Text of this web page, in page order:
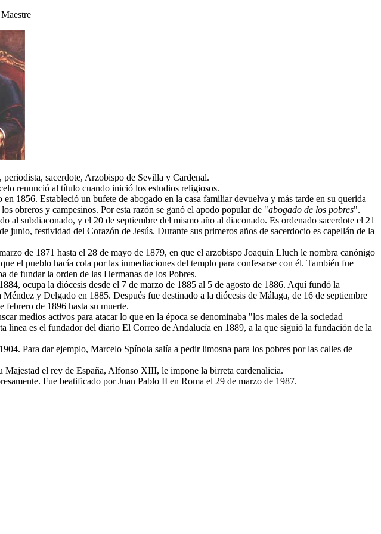
sacerdote, Arzobispo de Sevilla y Cardenal.
renunció al título cuando inició los estudios religiosos.
1856. Estableció un bufete de abogado en la casa familiar devuelva y más tarde en su querida
obreros y campesinos. Por esta razón se ganó el apodo popular de "abogado de los pobres".
al subdiaconado, y el 20 de septiembre del mismo año al diaconado. Es ordenado sacerdote el 21
festividad del Corazón de Jesús. Durante sus primeros años de sacerdocio es capellán de la
de 1871 hasta el 28 de mayo de 1879, en que el arzobispo Joaquín Lluch le nombra canónigo
el pueblo hacía cola por las inmediaciones del templo para confesarse con él. También fue
de fundar la orden de las Hermanas de los Pobres.
ocupa la diócesis desde el 7 de marzo de 1885 al 5 de agosto de 1886. Aquí fundó la
y Delgado en 1885. Después fue destinado a la diócesis de Málaga, de 16 de septiembre
febrero de 1896 hasta su muerte.
medios activos para atacar lo que en la época se denominaba "los males de la sociedad
linea es el fundador del diario El Correo de Andalucía en 1889, a la que siguió la fundación de la
Para dar ejemplo, Marcelo Spínola salía a pedir limosna para los pobres por las calles de
el rey de España, Alfonso XIII, le impone la birreta cardenalicia.
Fue beatificado por Juan Pablo II en Roma el 29 de marzo de 1987.